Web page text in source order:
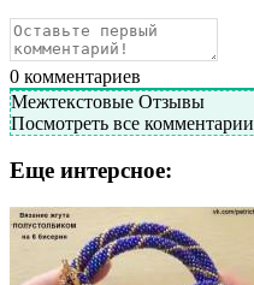
0 комментариев
Межтекстовые Отзывы
Посмотреть все комментарии
Еще интерсное: